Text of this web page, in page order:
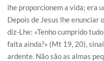
lhe proporcionem a vida; era
Depois de Jesus lhe enunciar
diz-Lhe: «Tenho cumprido
falta ainda?» (Mt 19, 20),
ardente. Não são as almas